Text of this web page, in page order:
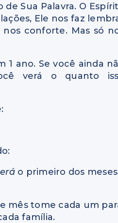
Sua Palavra. O
Ele nos faz
conforte. Mas só
1 ano. Se você ainda
verá o quanto
o primeiro dos meses
mês tome cada um
família.